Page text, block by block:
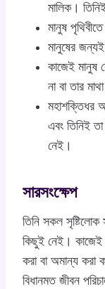
মালিক।
মানুষ
মানুষের জন্যই
কাজেই মানুষ
না বা তার
মহাশক্তিধর
এবং তিনিই
নেই।
সারসংক্ষেপ
তিনি সকল সৃষ্টিলোক
কিছুই নেই। কাজেই
করা বা অমান্য করা
বিধানমত জীবন